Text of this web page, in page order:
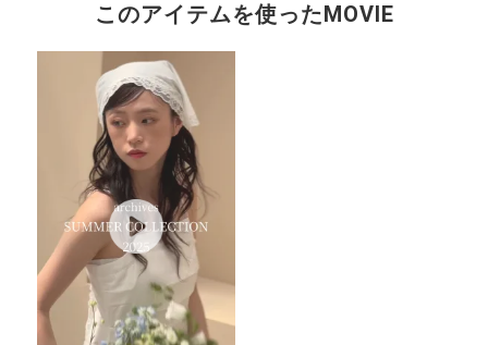
このアイテムを使ったMOVIE